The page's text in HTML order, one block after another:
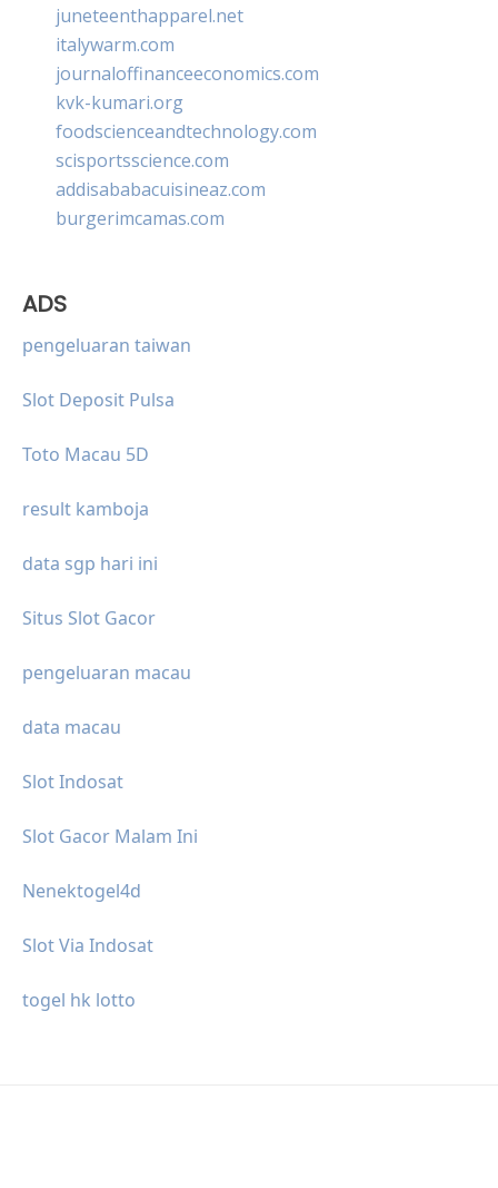
juneteenthapparel.net
italywarm.com
journaloffinanceeconomics.com
kvk-kumari.org
foodscienceandtechnology.com
scisportsscience.com
addisababacuisineaz.com
burgerimcamas.com
ADS
pengeluaran taiwan
Slot Deposit Pulsa
Toto Macau 5D
result kamboja
data sgp hari ini
Situs Slot Gacor
pengeluaran macau
data macau
Slot Indosat
Slot Gacor Malam Ini
Nenektogel4d
Slot Via Indosat
togel hk lotto